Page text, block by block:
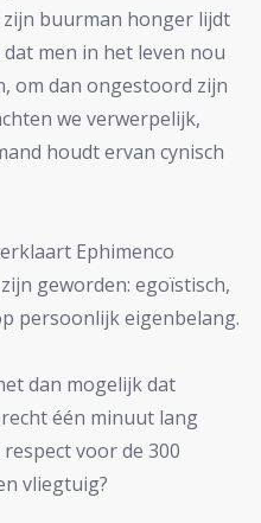
buurman honger lijdt
men in het leven nou
om dan ongestoord zijn
we verwerpelijk,
houdt ervan cynisch
Ephimenco
geworden: egoïstisch,
persoonlijk eigenbelang.
dan mogelijk dat
één minuut lang
voor de 300
vliegtuig?